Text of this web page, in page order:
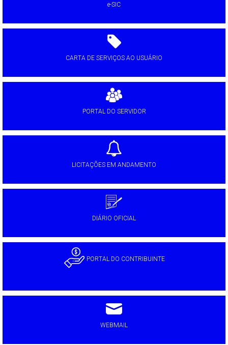
e-SIC
CARTA DE SERVIÇOS AO USUÁRIO
PORTAL DO SERVIDOR
LICITAÇÕES EM ANDAMENTO
DIÁRIO OFICIAL
PORTAL DO CONTRIBUINTE
WEBMAIL